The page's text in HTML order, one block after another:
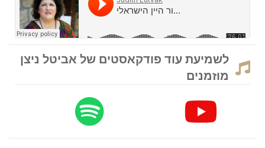
לשמיעת עוד פודקאסטים של אביטל ניצן
מוזמנים